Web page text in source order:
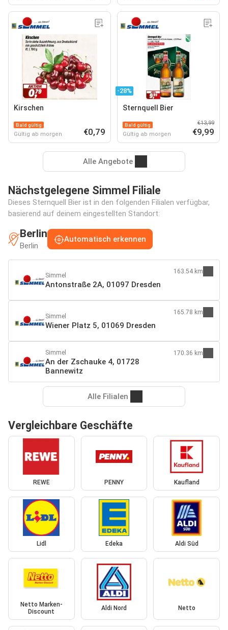
Kirschen
Bald gültig
Gültig ab morgen €0,79
-28%
Sternquell Bier
Bald gültig
Gültig ab morgen
€13,99
€9,99
Alle Angebote
Nächstgelegene Simmel Filiale
Dieses Sternquell Bier ist in den folgenden Filialen verfügbar,
basierend auf deinem eingestellten Standort:
Berlin
Berlin
Automatisch erkennen
Simmel
Antonstraße 2A, 01097 Dresden
163.54 km
Simmel
Wiener Platz 5, 01069 Dresden
165.78 km
Simmel
An der Zschauke 4, 01728
Bannewitz
170.36 km
Alle Filialen
Vergleichbare Geschäfte
REWE PENNY Kaufland
Lidl Edeka Aldi Süd
Netto Marken-
Discount
Aldi Nord Netto